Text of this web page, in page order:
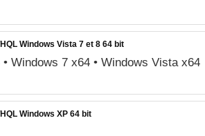
Windows Vista 7 et 8 64 bit
Windows 7 x64 • Windows Vista x64
Windows XP 64 bit